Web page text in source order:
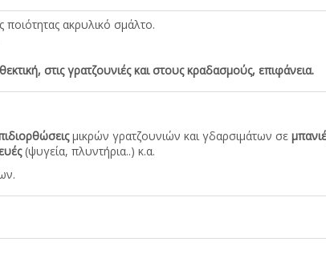
ακρυλικό σμάλτο.
στις γρατζουνιές και στους κραδασμούς, επιφάνεια.
μικρών γρατζουνιών και γδαρσιμάτων σε
(ψυγεία, πλυντήρια..) κ.α.